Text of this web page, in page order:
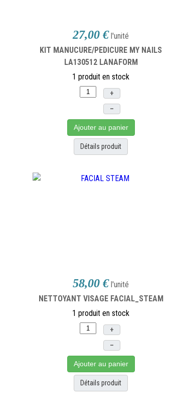
27,00 € l'unité
KIT MANUCURE/PEDICURE MY NAILS
LA130512 LANAFORM
1 produit en stock
+
–
Ajouter au panier
Détails produit
58,00 € l'unité
NETTOYANT VISAGE FACIAL_STEAM
1 produit en stock
+
–
Ajouter au panier
Détails produit